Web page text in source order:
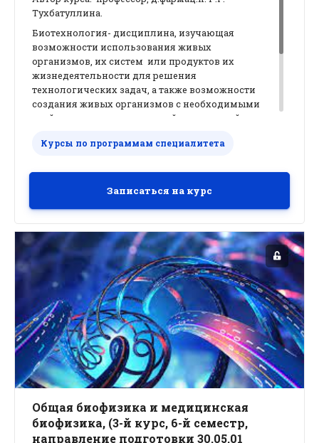
Тухбатуллина.
Биотехнология- дисциплина, изучающая
возможности использования живых
организмов, их систем или продуктов их
жизнедеятельности для решения
технологических задач, а также возможности
создания живых организмов с необходимыми
свойствами методами генной и клеточной
Биотехнология-это целенаправленное
микроорганизмов, изолированных клеток или
их компонентов.
Курсы по программам специалитета
Записаться на курс
Общая биофизика и медицинская
биофизика, (3-й курс, 6-й семестр,
направление подготовки 30.05.01